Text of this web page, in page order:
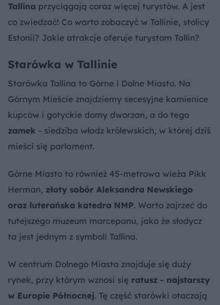
Tallina przyciągają coraz więcej turystów. A jest
co zwiedzać! Co warto zobaczyć w Tallinie, stolicy
Estonii? Jakie atrakcje oferuje turystom Tallin?
Starówka w Tallinie
Starówka Tallina to Górne i Dolne Miasto. Na
Górnym Mieście znajdziemy secesyjne kamienice
kupców i gotyckie domy dworzan, a do tego
zamek - siedziba władz królewskich, w której dziś
mieści się parlament.
Górne Miasto to również 45-metrowa wieża Pikk
Herman, złoty sobór Aleksandra Newskiego
oraz luterańska katedra NMP. Warto zajrzeć do
tutejszego muzeum marcepanu, jako że słodycz
ta jest jednym z symboli Tallina.
W centrum Dolnego Miasta znajduje się duży
rynek, przy którym wznosi się ratusz - najstarszy
w Europie Północnej. Tę część starówki otaczają